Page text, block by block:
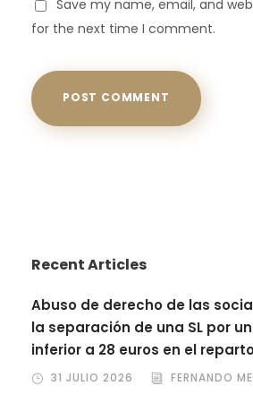
Save my name, email, and
for the next time I comment.
Recent Articles
Abuso de derecho de las
la separación de una SL por
inferior a 28 euros en el
31 JULIO 2026 FERNANDO